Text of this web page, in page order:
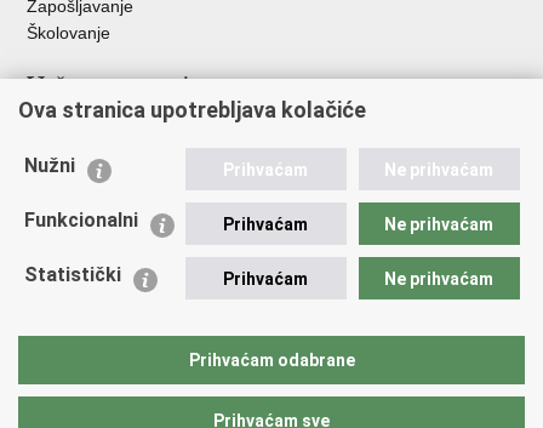
Zapošljavanje
Školovanje
Važne poveznice
Ministarstvo unutarnjih poslova
Udruge
Policijska akademija
Zaklada policijske solidarnosti
Vučetić"
Ova stranica upotrebljava kolačiće
Nužni Prihvaćam Ne prihvaćam
Funkcionalni Prihvaćam Ne prihvaćam
Statistički Prihvaćam Ne prihvaćam
Prihvaćam odabrane
Prihvaćam sve